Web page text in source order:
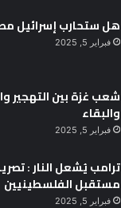
هل ستحارب إسرائيل
فبراير 5, 2025
شعب غزة بين التهجير
والبقاء
فبراير 5, 2025
ترامب يُشعل النار :
مستقبل الفلسطينيين
فبراير 5, 2025